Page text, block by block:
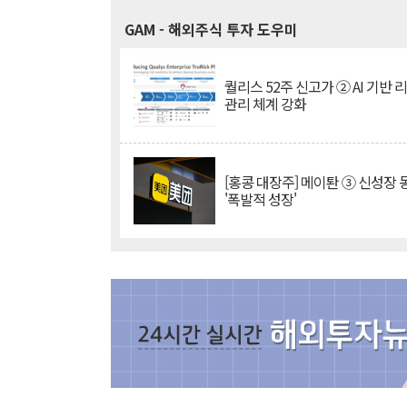
GAM - 해외주식 투자 도우미
퀄리스 52주 신고가 ② AI 기반
관리 체계 강화
[홍콩 대장주] 메이퇀 ③ 신성장
'폭발적 성장'